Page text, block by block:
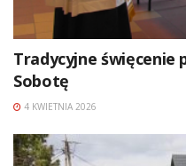
Tradycyjne święcenie
Sobotę
4 KWIETNIA 2026